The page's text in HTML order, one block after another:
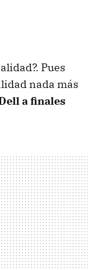
Pues
nada más
a finales